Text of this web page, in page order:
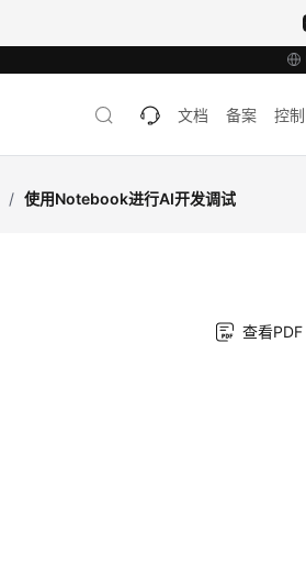
文档 备案 控
/ 使用Notebook进行AI开发调试
查看PDF